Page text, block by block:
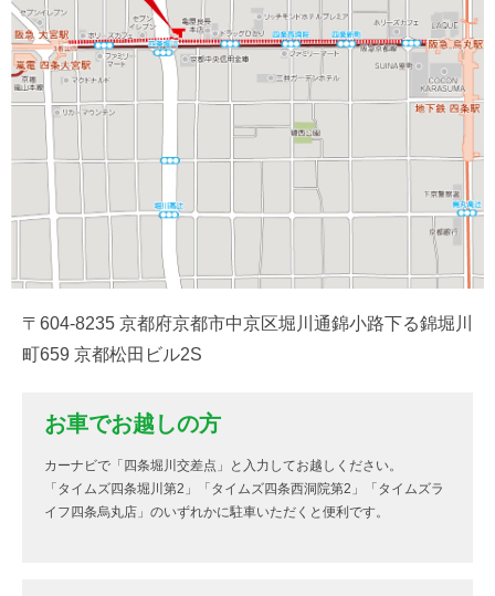
〒604-8235 京都府京都市中京区堀川通錦小路下る錦堀川
町659 京都松田ビル2S
お車でお越しの方
カーナビで「四条堀川交差点」と入力してお越しください。
「タイムズ四条堀川第2」「タイムズ四条西洞院第2」「タイムズラ
イフ四条烏丸店」のいずれかに駐車いただくと便利です。